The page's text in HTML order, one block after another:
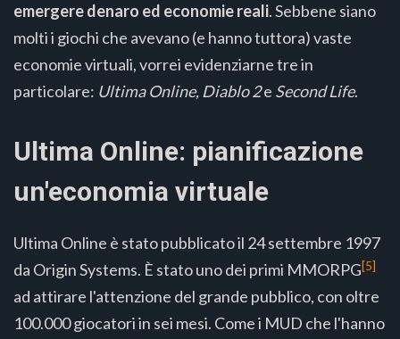
emergere denaro ed economie reali. Sebbene siano
molti i giochi che avevano (e hanno tuttora) vaste
economie virtuali, vorrei evidenziarne tre in
particolare: Ultima Online, Diablo 2e Second Life.
Ultima Online: pianificazione
un'economia virtuale
Ultima Online è stato pubblicato il 24 settembre 1997
da Origin Systems. È stato uno dei primi MMORPG[5]
ad attirare l'attenzione del grande pubblico, con oltre
100.000 giocatori in sei mesi. Come i MUD che l'hanno